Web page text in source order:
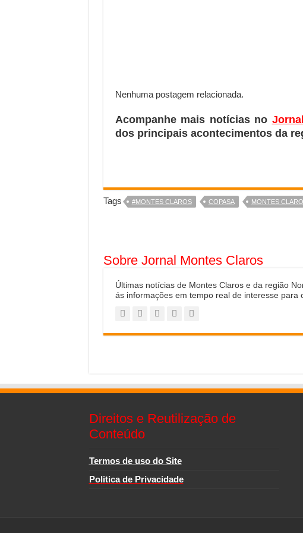
Nenhuma postagem relacionada.
Acompanhe mais notícias no
dos principais acontecimentos da
Tags #MONTES CLAROS COPASA MONTES
Sobre Jornal Montes Claros
Últimas notícias de Montes Claros e da região
ás informações em tempo real de interesse para
Direitos e Reutilização de
Conteúdo
Termos de uso do Site
Politica de Privacidade